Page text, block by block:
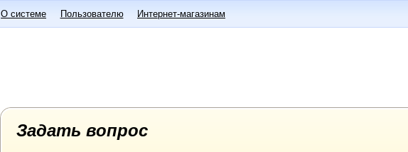
О системе Пользователю Интернет-магазинам
Задать вопрос